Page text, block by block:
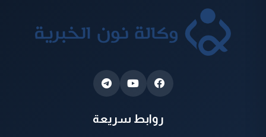
روابط سريعة